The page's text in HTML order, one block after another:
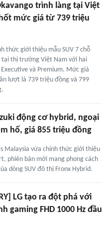
trình làng tại Việt
mức giá từ 739 triệu
thức giới thiệu mẫu SUV 7 chỗ
tại thị trường Việt Nam với hai
và Premium. Mức giá
lượt là 739 triệu đồng và 799
động cơ hybrid, ngoại
hố, giá 855 triệu đồng
Malaysia vừa chính thức giới thiệu
phiên bản mới mang phong cách
dòng SUV đô thị Fronx Hybrid.
LG tạo ra đột phá với
gaming FHD 1000 Hz đầu